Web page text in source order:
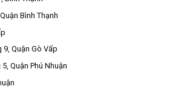
Bình Thạnh
9, Quận Gò Vấp
Quận Phú Nhuận